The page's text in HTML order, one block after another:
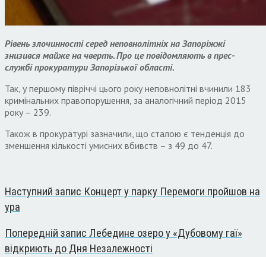
Рівень злочинності серед неповнолітніх на Запоріжжі
знизився майже на чверть. Про це повідомляють в прес-
службі прокуратури Запорізької області.
Так, у першому півріччі цього року неповнолітні вчинили 183
кримінальних правопорушення, за аналогічний період 2015
року – 239.
Також в прокуратурі зазначили, що сталою є тенденція до
зменшення кількості умисних вбивств – з 49 до 47.
Наступний запис Концерт у парку Перемоги пройшов на
ура
Попередній запис Лебедине озеро у «Дубовому гаї»
відкриють до Дня Незалежності